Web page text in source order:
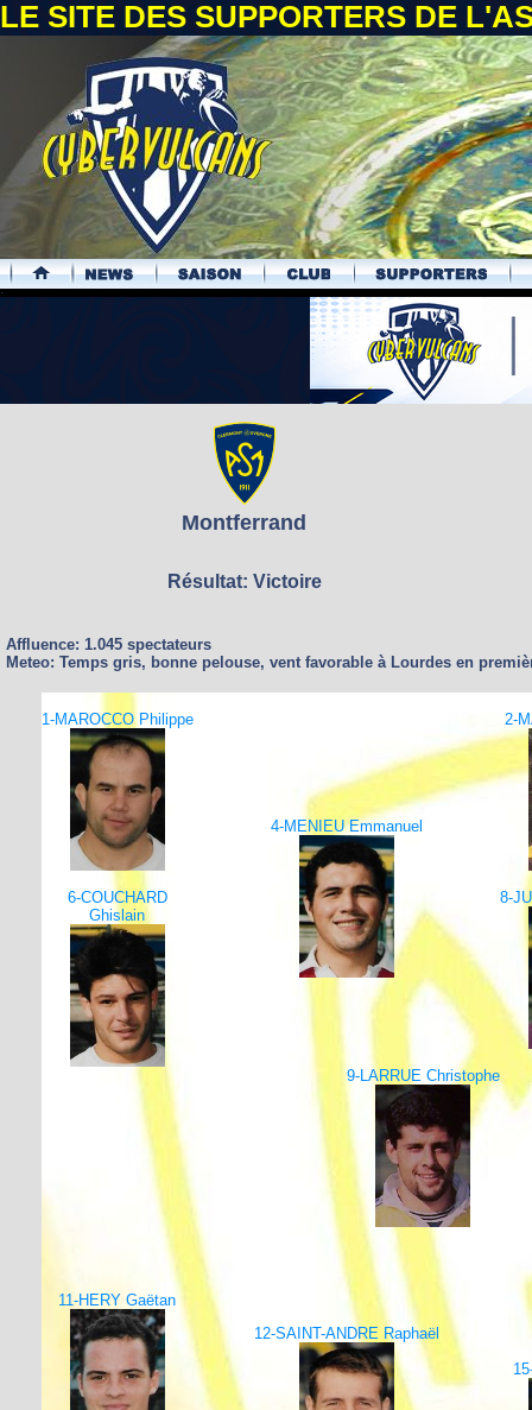
LE SITE DES SUPPORTERS DE
.
Montferrand
Résultat: Victoire
Affluence: 1.045 spectateurs
Meteo: Temps gris, bonne pelouse, vent favorable à Lourdes en
1-MAROCCO Philippe 2-
4-MENIEU Emmanuel
6-COUCHARD
Ghislain
8-
9-LARRUE Christophe
11-HERY Gaëtan
12-SAINT-ANDRE Raphaël